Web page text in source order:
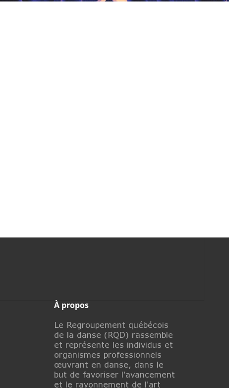
À propos
Le Regroupement québécois
de la danse (RQD) rassemble
et représente les individus et
organismes professionnels
œuvrant en danse, dans le
but de favoriser l'avancement
et le rayonnement de l'art